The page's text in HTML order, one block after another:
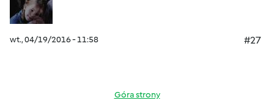
wt., 04/19/2016 - 11:58 #27
Góra strony